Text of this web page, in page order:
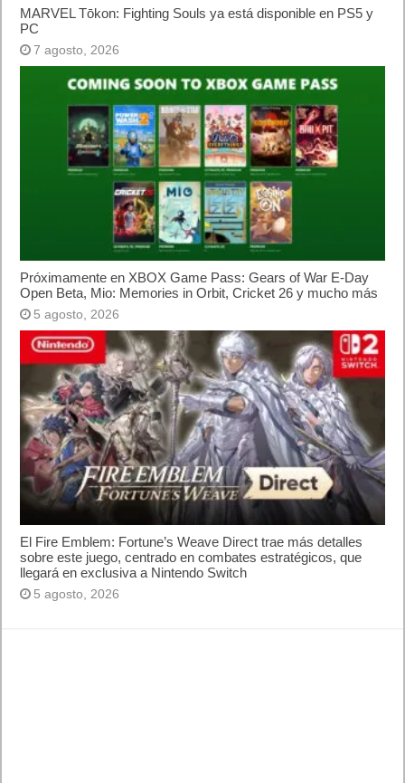
MARVEL Tōkon: Fighting Souls ya está disponible en PS5 y
PC
7 agosto, 2026
Próximamente en XBOX Game Pass: Gears of War E-Day
Open Beta, Mio: Memories in Orbit, Cricket 26 y mucho más
5 agosto, 2026
El Fire Emblem: Fortune’s Weave Direct trae más detalles
sobre este juego, centrado en combates estratégicos, que
llegará en exclusiva a Nintendo Switch
5 agosto, 2026